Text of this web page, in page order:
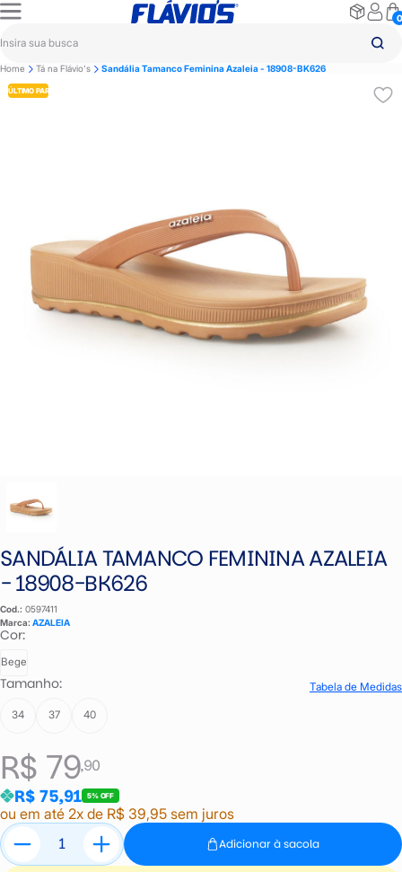
0
Home Tá na Flávio's Sandália Tamanco Feminina Azaleia - 18908-BK626
ÚLTIMO PAR
SANDÁLIA TAMANCO FEMININA AZALEIA
- 18908-BK626
Cod.: 0597411
Marca: AZALEIA
R$ 79,90
R$ 75,91 5% OFF
ou em até 2x de R$ 39,95 sem juros
Cor:
Bege
Tamanho: Tabela de Medidas
34 37 40
Adicionar à sacola